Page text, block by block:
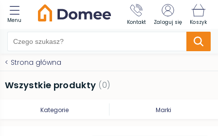
Menu Kontakt Zaloguj się Koszyk
< Strona główna
Wszystkie produkty (0)
Kategorie Marki